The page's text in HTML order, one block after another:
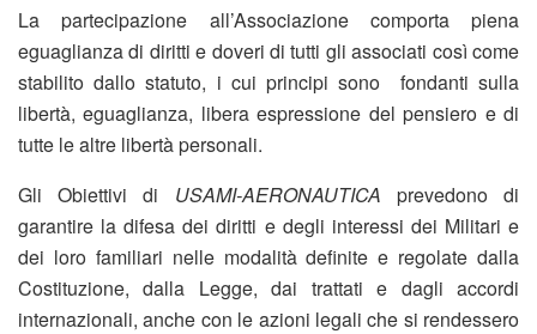
La partecipazione all’Associazione comporta piena
eguaglianza di diritti e doveri di tutti gli associati così come
stabilito dallo statuto, i cui principi sono fondanti sulla
libertà, eguaglianza, libera espressione del pensiero e di
tutte le altre libertà personali.
Gli Obiettivi di USAMI-AERONAUTICA prevedono di
garantire la difesa dei diritti e degli interessi dei Militari e
dei loro familiari nelle modalità definite e regolate dalla
Costituzione, dalla Legge, dai trattati e dagli accordi
internazionali, anche con le azioni legali che si rendessero